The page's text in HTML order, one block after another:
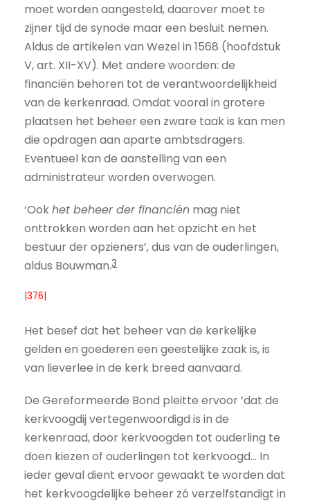
moet worden aangesteld, daarover moet te
zijner tijd de synode maar een besluit nemen.
Aldus de artikelen van Wezel in 1568 (hoofdstuk
V, art. XII-XV). Met andere woorden: de
financiën behoren tot de verantwoordelijkheid
van de kerkenraad. Omdat vooral in grotere
plaatsen het beheer een zware taak is kan men
die opdragen aan aparte ambtsdragers.
Eventueel kan de aanstelling van een
administrateur worden overwogen.
‘Ookhet beheer der financiën mag niet
onttrokken worden aan het opzicht en het
bestuur der opzieners’, dus van de ouderlingen,
aldus Bouwman.3
|376|
Het besef dat het beheer van de kerkelijke
gelden en goederen een geestelijke zaak is, is
van lieverlee in de kerk breed aanvaard.
De Gereformeerde Bond pleitte ervoor ‘dat de
kerkvoogdij vertegenwoordigd is in de
kerkenraad, door kerkvoogden tot ouderling te
doen kiezen of ouderlingen tot kerkvoogd... In
ieder geval dient ervoor gewaakt te worden dat
het kerkvoogdelijke beheer zó verzelfstandigt in